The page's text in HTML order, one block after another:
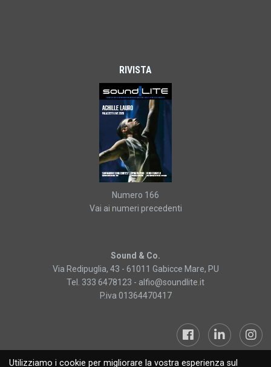
Utilizziamo i cookie per migliorare la vostra esperienza sul
RIVISTA
Numero 166
Vai ai numeri precedenti
Sound & Co.
Via Redipuglia, 43 - 61011 Gabicce Mare, PU
Tel. 333 6478123 - alfio@soundlite.it
P.iva 01364470417